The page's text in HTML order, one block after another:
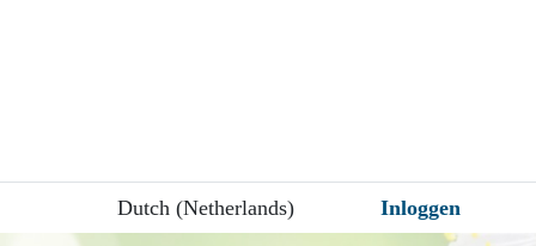
Dutch (Netherlands) Inloggen